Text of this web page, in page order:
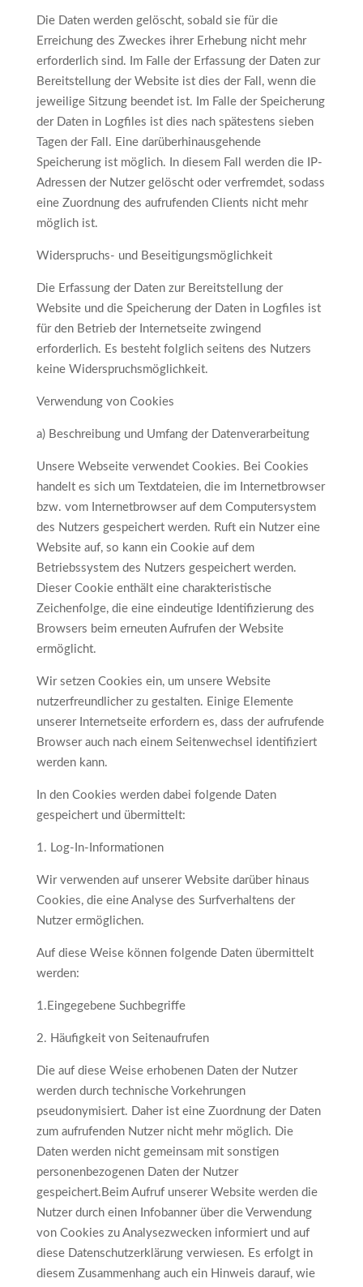
Die Daten werden gelöscht, sobald sie für die
Erreichung des Zweckes ihrer Erhebung nicht mehr
erforderlich sind. Im Falle der Erfassung der Daten zur
Bereitstellung der Website ist dies der Fall, wenn die
jeweilige Sitzung beendet ist. Im Falle der Speicherung
der Daten in Logfiles ist dies nach spätestens sieben
Tagen der Fall. Eine darüberhinausgehende
Speicherung ist möglich. In diesem Fall werden die IP-
Adressen der Nutzer gelöscht oder verfremdet, sodass
eine Zuordnung des aufrufenden Clients nicht mehr
möglich ist.
Widerspruchs- und Beseitigungsmöglichkeit
Die Erfassung der Daten zur Bereitstellung der
Website und die Speicherung der Daten in Logfiles ist
für den Betrieb der Internetseite zwingend
erforderlich. Es besteht folglich seitens des Nutzers
keine Widerspruchsmöglichkeit.
Verwendung von Cookies
a) Beschreibung und Umfang der Datenverarbeitung
Unsere Webseite verwendet Cookies. Bei Cookies
handelt es sich um Textdateien, die im Internetbrowser
bzw. vom Internetbrowser auf dem Computersystem
des Nutzers gespeichert werden. Ruft ein Nutzer eine
Website auf, so kann ein Cookie auf dem
Betriebssystem des Nutzers gespeichert werden.
Dieser Cookie enthält eine charakteristische
Zeichenfolge, die eine eindeutige Identifizierung des
Browsers beim erneuten Aufrufen der Website
ermöglicht.
Wir setzen Cookies ein, um unsere Website
nutzerfreundlicher zu gestalten. Einige Elemente
unserer Internetseite erfordern es, dass der aufrufende
Browser auch nach einem Seitenwechsel identifiziert
werden kann.
In den Cookies werden dabei folgende Daten
gespeichert und übermittelt:
1. Log-In-Informationen
Wir verwenden auf unserer Website darüber hinaus
Cookies, die eine Analyse des Surfverhaltens der
Nutzer ermöglichen.
Auf diese Weise können folgende Daten übermittelt
werden:
1.Eingegebene Suchbegriffe
2. Häufigkeit von Seitenaufrufen
Die auf diese Weise erhobenen Daten der Nutzer
werden durch technische Vorkehrungen
pseudonymisiert. Daher ist eine Zuordnung der Daten
zum aufrufenden Nutzer nicht mehr möglich. Die
Daten werden nicht gemeinsam mit sonstigen
personenbezogenen Daten der Nutzer
gespeichert.Beim Aufruf unserer Website werden die
Nutzer durch einen Infobanner über die Verwendung
von Cookies zu Analysezwecken informiert und auf
diese Datenschutzerklärung verwiesen. Es erfolgt in
diesem Zusammenhang auch ein Hinweis darauf, wie